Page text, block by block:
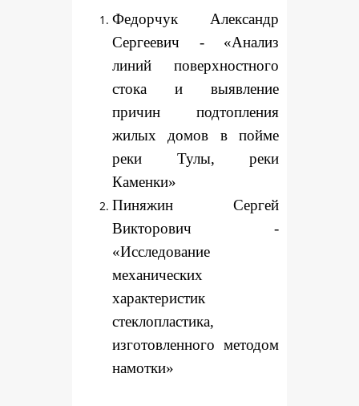
Федорчук Александр
Сергеевич - «Анализ
линий поверхностного
стока и выявление
причин подтопления
жилых домов в пойме
реки Тулы, реки
Каменки»
Пиняжин Сергей
Викторович -
«Исследование
механических
характеристик
стеклопластика,
изготовленного методом
намотки»